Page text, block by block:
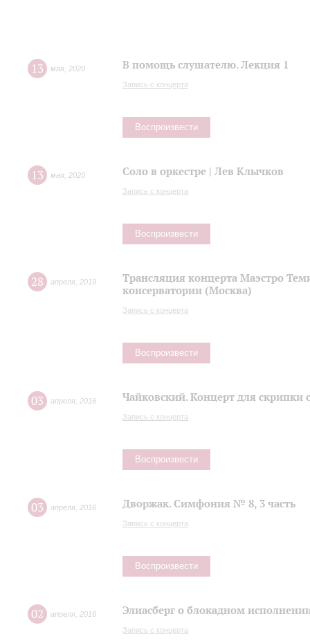
13 мая 2020 В помощь слушателю. Лекция 1
Запись с концерта
Воспроизвести
13 мая 2020 Соло в оркестре | Лев Клычков
Запись с концерта
Воспроизвести
28 апреля 2019
Трансляция концерта Маэстро
консерватории (Москва)
Запись с концерта
Воспроизвести
03 апреля 2016 Чайковский. Концерт для скрипки
Запись с концерта
Воспроизвести
03 апреля 2016 Дворжак. Симфония № 8, 3 часть
Запись с концерта
Воспроизвести
02 апреля 2016 Элиасберг о блокадном
Запись с концерта